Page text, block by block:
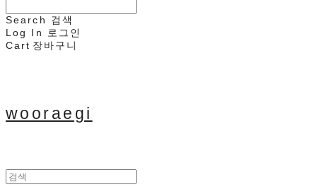
Search
검색
Log In
로그인
Cart 장바구니
wooraegi